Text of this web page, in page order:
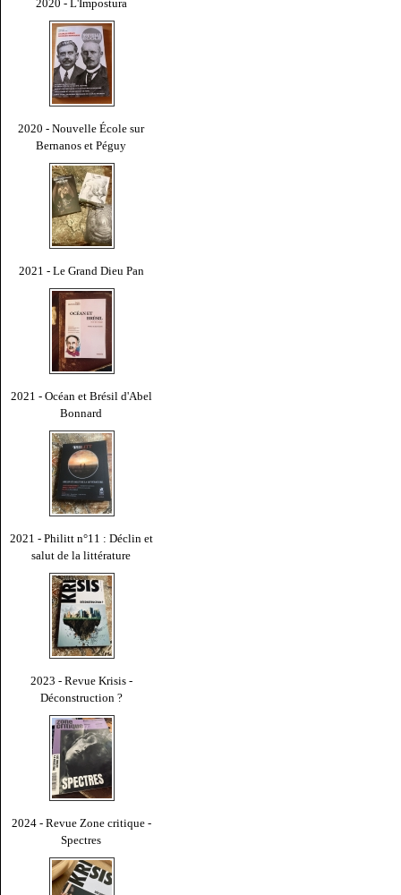
2020 - L'Impostura
2020 - Nouvelle École sur
Bernanos et Péguy
2021 - Le Grand Dieu Pan
2021 - Océan et Brésil d'Abel
Bonnard
2021 - Philitt n°11 : Déclin et
salut de la littérature
2023 - Revue Krisis -
Déconstruction ?
2024 - Revue Zone critique -
Spectres